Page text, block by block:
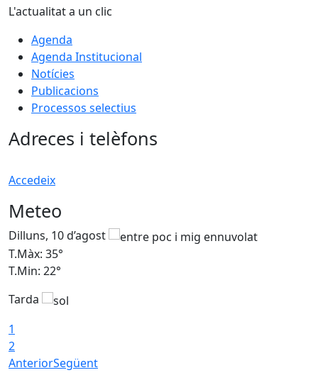
L'actualitat a un clic
Agenda
Agenda Institucional
Notícies
Publicacions
Processos selectius
Adreces i telèfons
Accedeix
Meteo
Dilluns, 10 d’agost
T.Màx: 35°
T.Min: 22°
Tarda
1
2
AnteriorSegüent